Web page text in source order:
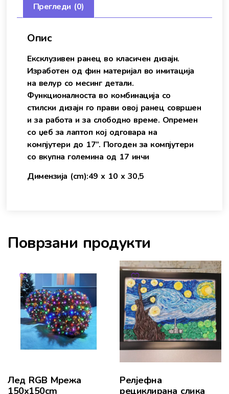
Прегледи (0)
Опис
Ексклузивен ранец во класичен дизајн.
Изработен од фин материјал во имитација
на велур со месинг детали.
Функционалноста во комбинација со
стилски дизајн го прави овој ранец совршен
и за работа и за слободно време. Опремен
со џеб за лаптоп кој одговара на
компјутери до 17”. Погоден за компјутери
со вкупна големина од 17 инчи
Димензија (cm):49 x 10 x 30,5
Поврзани продукти
Лед RGB Мрежа
150x150cm
Релјефна
рециклирана слика